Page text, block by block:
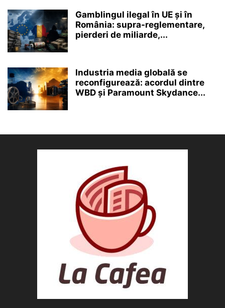
Gamblingul ilegal în UE și în
România: supra-reglementare,
pierderi de miliarde,...
Industria media globală se
reconfigurează: acordul dintre
WBD și Paramount Skydance...